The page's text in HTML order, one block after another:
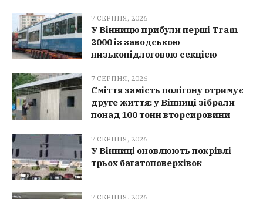
7 СЕРПНЯ, 2026
У Вінницю прибули перші Tram
2000 із заводською
низькопідлоговою секцією
7 СЕРПНЯ, 2026
Сміття замість полігону отримує
друге життя: у Вінниці зібрали
понад 100 тонн вторсировини
7 СЕРПНЯ, 2026
У Вінниці оновлюють покрівлі
трьох багатоповерхівок
7 СЕРПНЯ, 2026